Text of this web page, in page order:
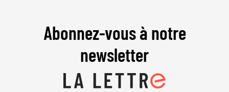
Abonnez-vous à notre
newsletter